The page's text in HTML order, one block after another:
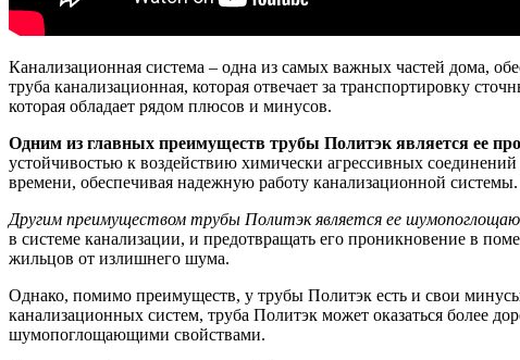
Канализационная система – одна из самых важных частей дома,
труба канализационная, которая отвечает за транспортировку
которая обладает рядом плюсов и минусов.
Одним из главных преимуществ трубы Политэк является ее
устойчивостью к воздействию химически агрессивных
времени, обеспечивая надежную работу канализационной системы.
Другим преимуществом трубы Политэк является ее
в системе канализации, и предотвращать его проникновение в
жильцов от излишнего шума.
Однако, помимо преимуществ, у трубы Политэк есть и свои
канализационных систем, труба Политэк может оказаться более
шумопоглощающими свойствами.